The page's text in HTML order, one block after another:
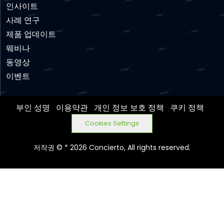
인사이트
사례 연구
제품 업데이트
웨비나
동영상
이벤트
부인 성명 이용약관 개인 정보 보호 정책 쿠키 정책
Cookies Settings
저작권 © * 2026 Concierto, All rights reserved.